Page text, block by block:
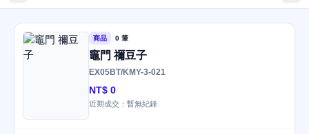
商品 0 筆
竈門 禰豆子
EX05BT/KMY-3-021
NT$ 0
近期成交：暫無紀錄